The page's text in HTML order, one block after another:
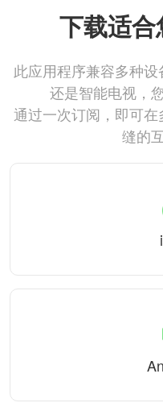
下载适
此应用程序兼容多种
还是智能电视，
通过一次订阅，即可
缝的